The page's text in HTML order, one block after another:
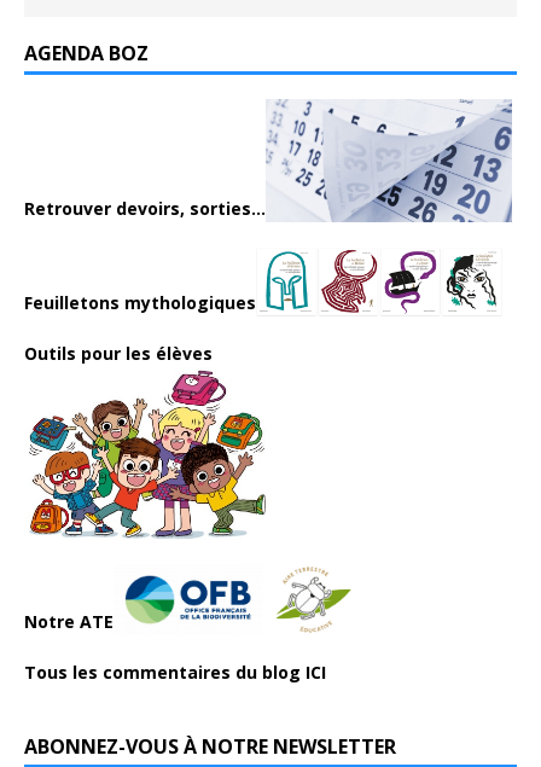
AGENDA BOZ
Retrouver devoirs, sorties...
Feuilletons mythologiques
Outils pour les élèves
Notre ATE
Tous les commentaires du blog ICI
ABONNEZ-VOUS À NOTRE NEWSLETTER